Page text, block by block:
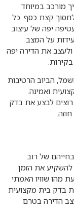
מורכב במיוחד
קצת כסף. כל
יפה של עיצוב
על המצב
את הדירה יפה
הביוב הרטיבות
ואמינה.
לבצע את בדק
של רוב
להשקיע את הזמן
מהו שוויו האמתי
בדק בית מקצועית
הדירה בטרם